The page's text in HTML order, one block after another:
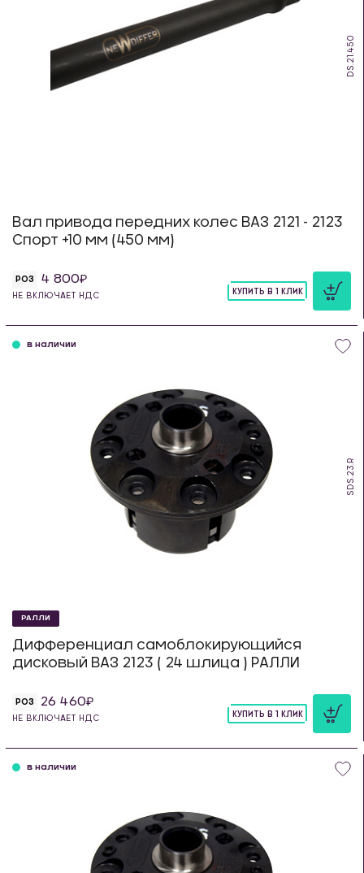
DS.21.450
Вал привода передних колес ВАЗ 2121 - 2123
Спорт +10 мм (450 мм)
РОЗ 4 800
НЕ ВКЛЮЧАЕТ НДС
КУПИТЬ В 1 КЛИК
SDS.23.R
в наличии
РАЛЛИ
Дифференциал самоблокирующийся
дисковый ВАЗ 2123 ( 24 шлица ) РАЛЛИ
РОЗ 26 460
НЕ ВКЛЮЧАЕТ НДС
КУПИТЬ В 1 КЛИК
в наличии